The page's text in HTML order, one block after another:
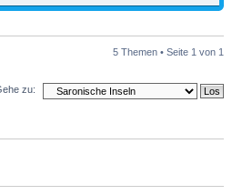
5 Themen • Seite 1 von 1
zu: